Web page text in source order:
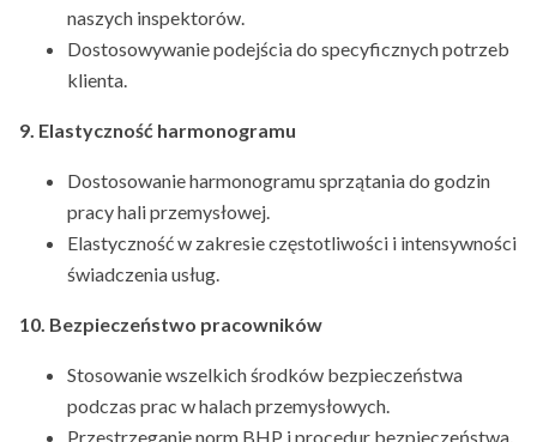
naszych inspektorów.
Dostosowywanie podejścia do specyficznych potrzeb
klienta.
9. Elastyczność harmonogramu
Dostosowanie harmonogramu sprzątania do godzin
pracy hali przemysłowej.
Elastyczność w zakresie częstotliwości i intensywności
świadczenia usług.
10. Bezpieczeństwo pracowników
Stosowanie wszelkich środków bezpieczeństwa
podczas prac w halach przemysłowych.
Przestrzeganie norm BHP i procedur bezpieczeństwa.